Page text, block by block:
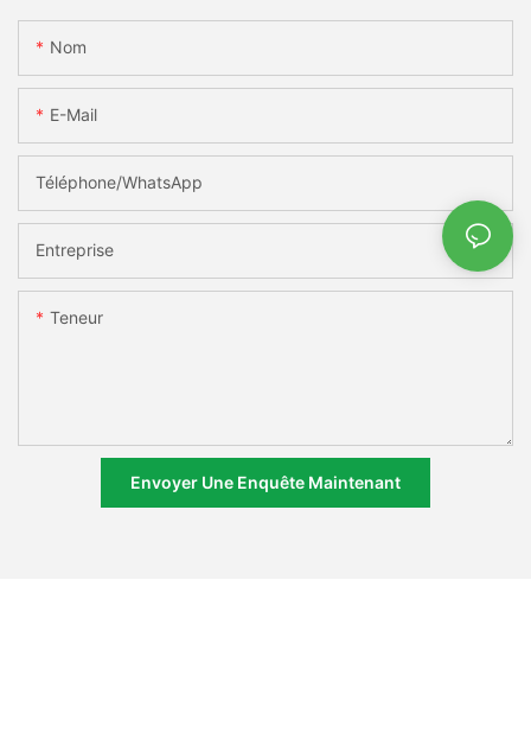
Nom
E-Mail
Téléphone/WhatsApp
Entreprise
Teneur
Envoyer Une Enquête Maintenant